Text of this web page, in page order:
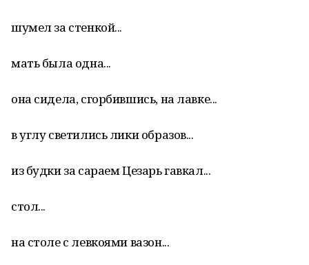
шумел за стенкой...
мать была одна...
она сидела, сгорбившись, на лавке...
в углу светились лики образов...
из будки за сараем Цезарь гавкал...
стол...
на столе с левкоями вазон...